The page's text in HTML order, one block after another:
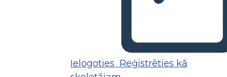
Ielogoties Reģistrēties kā